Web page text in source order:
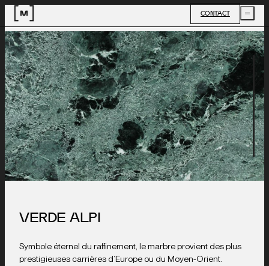
CONTACT
VERDE ALPI
Symbole éternel du raffinement, le marbre provient des plus
prestigieuses carrières d’Europe ou du Moyen-Orient.